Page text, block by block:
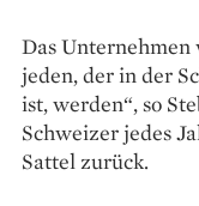
Das
jeden, der in der
ist, werden“, so
Schweizer jedes
Sattel zurück.